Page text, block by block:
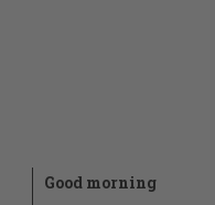
Good morning